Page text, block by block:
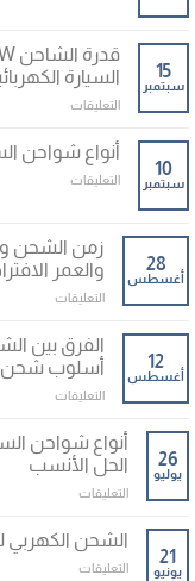
مصر؟
دليل
موسوعي
لشراء
شحن
منزلية
vs
الدليل
الشامل
الفروق
والتطبيقات
مغلقة
15
سبتمبر
السيارة
التعليقاتعلى
الشاحن
kW
وتأثيرها:
لاختيار
شاحن
السيارة
الكهربائية
مغلقة
10
سبتمبر
أنواع شواحن
التعليقاتعلى
السيارات
الكهربائية
واستخداماتها
مغلقة
28
أغسطس
زمن الشحن
والعمر
التعليقاتعلى
الشحن
وتأثيره
على
البطارية:
شامل
لفهم
الأداء
مغلقة
12
أغسطس
الفرق بين
أسلوب شحن
التعليقاتعلى
بين
الشحن
المنزلي
شامل
لاختيار
26
يوليو
أنواع شواحن
الحل الأنسب
التعليقاتعلى
شواحن
السيارات
الكهربائية
21
يونيو
الشحن الكهربي
التعليقاتعلى